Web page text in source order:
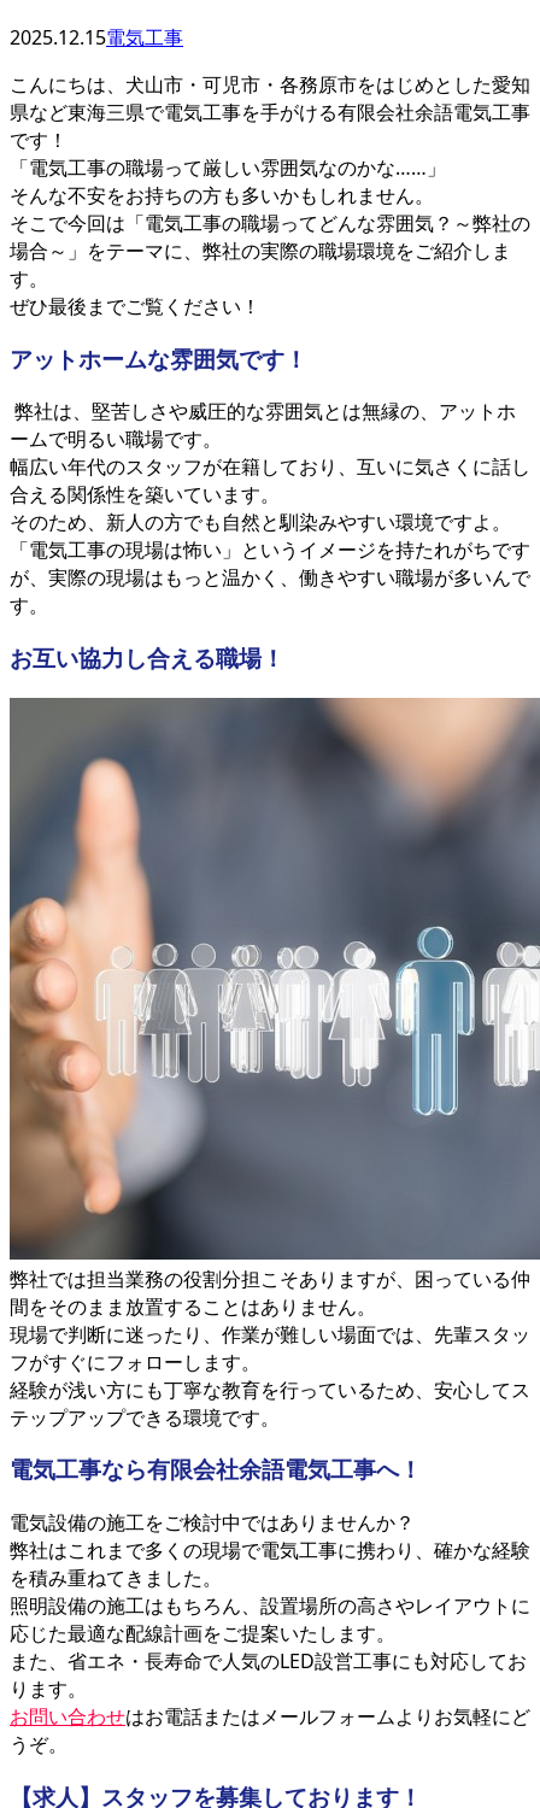
2025.12.15電気工事
こんにちは、犬山市・可児市・各務原市をはじめとした愛知
県など東海三県で電気工事を手がける有限会社余語電気工事
です！
「電気工事の職場って厳しい雰囲気なのかな……」
そんな不安をお持ちの方も多いかもしれません。
そこで今回は「電気工事の職場ってどんな雰囲気？～弊社の
場合～」をテーマに、弊社の実際の職場環境をご紹介しま
す。
ぜひ最後までご覧ください！
アットホームな雰囲気です！
弊社は、堅苦しさや威圧的な雰囲気とは無縁の、アットホ
ームで明るい職場です。
幅広い年代のスタッフが在籍しており、互いに気さくに話し
合える関係性を築いています。
そのため、新人の方でも自然と馴染みやすい環境ですよ。
「電気工事の現場は怖い」というイメージを持たれがちです
が、実際の現場はもっと温かく、働きやすい職場が多いんで
す。
お互い協力し合える職場！
弊社では担当業務の役割分担こそありますが、困っている仲
間をそのまま放置することはありません。
現場で判断に迷ったり、作業が難しい場面では、先輩スタッ
フがすぐにフォローします。
経験が浅い方にも丁寧な教育を行っているため、安心してス
テップアップできる環境です。
電気工事なら有限会社余語電気工事へ！
電気設備の施工をご検討中ではありませんか？
弊社はこれまで多くの現場で電気工事に携わり、確かな経験
を積み重ねてきました。
照明設備の施工はもちろん、設置場所の高さやレイアウトに
応じた最適な配線計画をご提案いたします。
また、省エネ・長寿命で人気のLED設営工事にも対応してお
ります。
お問い合わせはお電話またはメールフォームよりお気軽にど
うぞ。
【求人】スタッフを募集しております！